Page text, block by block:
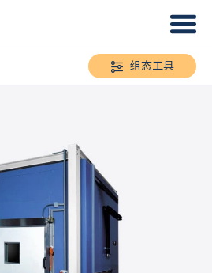
组态工具